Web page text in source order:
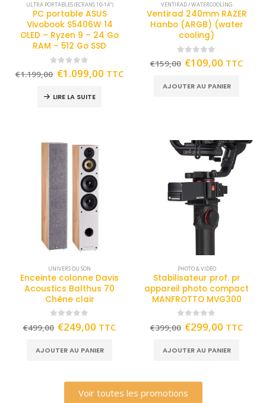
ULTRA PORTABLES (ECRANS 10-14")
PC portable ASUS
Vivobook S5406W 14
OLED – Ryzen 9 – 24 Go
RAM – 512 Go SSD
out of 5
€1.199,00 €1.099,00 TTC
LIRE LA SUITE
VENTIRAD / WATERCOOLING
Ventirad 240mm RAZER
Hanbo (ARGB) (water
cooling)
out of 5
€159,00 €109,00 TTC
AJOUTER AU PANIER
UNIVERS DU SON
Enceinte colonne Davis
Acoustics Balthus 70
Chêne clair
out of 5
€499,00 €249,00 TTC
AJOUTER AU PANIER
PHOTO & VIDÉO
Stabilisateur prof. pr
appareil photo compact
MANFROTTO MVG300
out of 5
€399,00 €299,00 TTC
AJOUTER AU PANIER
Voir toutes les promotions